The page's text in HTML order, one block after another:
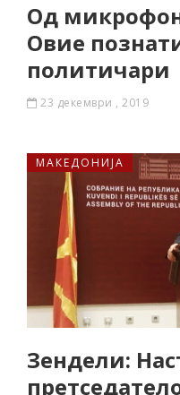
Од
Овие
политичари
23 декември , 2019
МАКЕДОНИЈА
Зендели: